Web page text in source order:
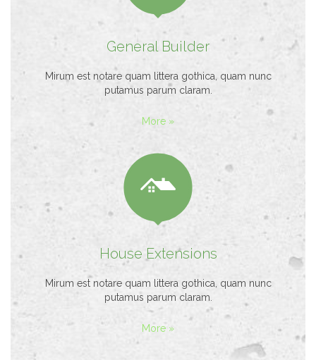
General Builder
Mirum est notare quam littera gothica, quam nunc
putamus parum claram.
More »

House Extensions
Mirum est notare quam littera gothica, quam nunc
putamus parum claram.
More »